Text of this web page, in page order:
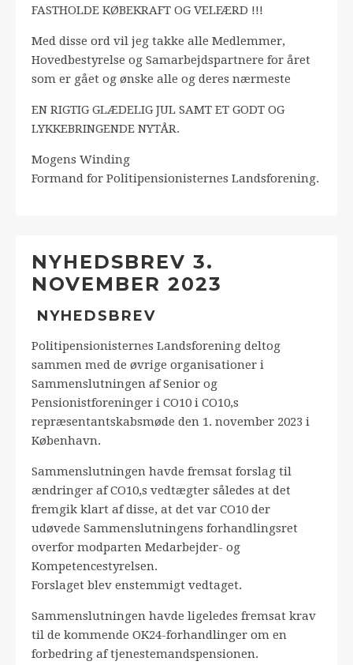
FASTHOLDE KØBEKRAFT OG VELFÆRD !!!
Med disse ord vil jeg takke alle Medlemmer,
Hovedbestyrelse og Samarbejdspartnere for året
som er gået og ønske alle og deres nærmeste
EN RIGTIG GLÆDELIG JUL SAMT ET GODT OG
LYKKEBRINGENDE NYTÅR.
Mogens Winding
Formand for Politipensionisternes Landsforening.
NYHEDSBREV 3.
NOVEMBER 2023
NYHEDSBREV
Politipensionisternes Landsforening deltog
sammen med de øvrige organisationer i
Sammenslutningen af Senior og
Pensionistforeninger i CO10 i CO10,s
repræsentantskabsmøde den 1. november 2023 i
København.
Sammenslutningen havde fremsat forslag til
ændringer af CO10,s vedtægter således at det
fremgik klart af disse, at det var CO10 der
udøvede Sammenslutningens forhandlingsret
overfor modparten Medarbejder- og
Kompetencestyrelsen.
Forslaget blev enstemmigt vedtaget.
Sammenslutningen havde ligeledes fremsat krav
til de kommende OK24-forhandlinger om en
forbedring af tjenestemandspensionen.